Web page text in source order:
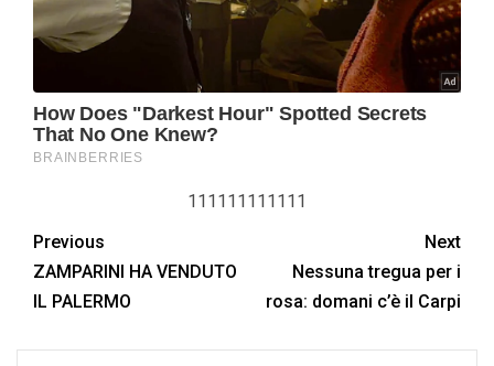
111111111111
Previous
ZAMPARINI HA VENDUTO
IL PALERMO
Next
Nessuna tregua per i
rosa: domani c’è il Carpi